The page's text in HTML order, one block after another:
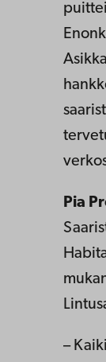
Pia
–